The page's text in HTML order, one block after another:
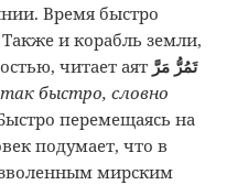
Время быстро
и корабль земли,
читает аят تَمُرُّ مَرَّ
быстро, словно
перемещаясь на
подумает, что в
мирским